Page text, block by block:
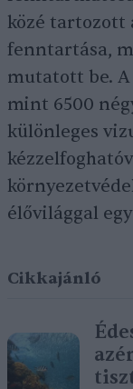
közé tartozott
fenntartása,
mutatott be. A
mint 6500
különleges
élővilággal
Cikkajánló